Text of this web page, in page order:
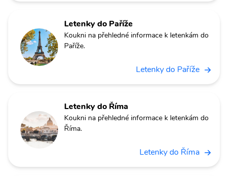
Letenky do Paříže
Koukni na přehledné informace k letenkám do
Paříže.
Letenky do Paříže
Letenky do Říma
Koukni na přehledné informace k letenkám do
Říma.
Letenky do Říma